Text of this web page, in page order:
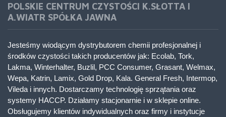
POLSKIE CENTRUM CZYSTOŚCI K.SŁOTTA I
A.WIATR SPÓŁKA JAWNA
Jesteśmy wiodącym dystrybutorem chemii profesjonalnej i
środków czystości takich producentów jak: Ecolab, Tork,
Lakma, Winterhalter, Buzlil, PCC Consumer, Grasant, Welmax,
Wepa, Katrin, Lamix, Gold Drop, Kala. General Fresh, Intermop,
Vileda i innych. Dostarczamy technologię sprzątania oraz
systemy HACCP. Działamy stacjonarnie i w sklepie online.
Obsługujemy klientów indywidualnych oraz firmy i instytucje